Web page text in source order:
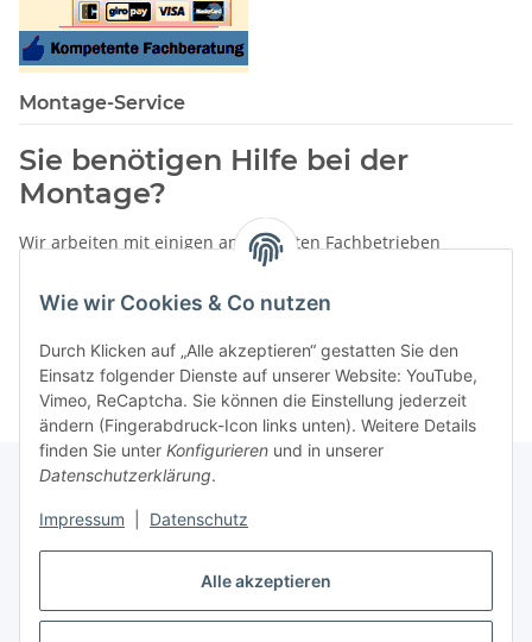
Alle akzeptieren
Wie wir Cookies & Co nutzen
Durch Klicken auf „Alle akzeptieren“ gestatten Sie den
Einsatz folgender Dienste auf unserer Website: YouTube,
Vimeo, ReCaptcha. Sie können die Einstellung jederzeit
ändern (Fingerabdruck-Icon links unten). Weitere Details
finden Sie unter Konfigurieren und in unserer
Datenschutzerklärung.
Impressum Datenschutz
Montage-Service
Sie benötigen Hilfe bei der
Montage?
Wir arbeiten mit einigen anerkannten Fachbetrieben
Rufen Sie uns einfach an:
oder schreiben Sie uns eine eMail!
Gesetzliche Informationen
Vertrag widerrufen